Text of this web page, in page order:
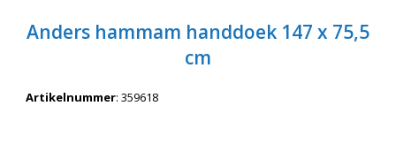
Wil je snel een advies? Bel nu 053-7920045 of 06-55731304
Anders hammam handdoek 147 x 75,5
cm
Artikelnummer: 359618